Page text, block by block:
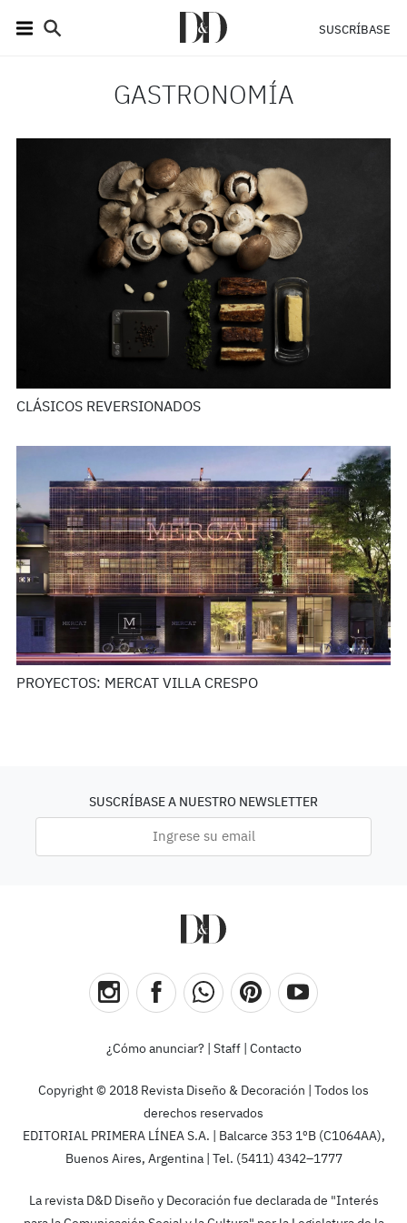
SUSCRÍBASE
GASTRONOMÍA
CLÁSICOS REVERSIONADOS
PROYECTOS: MERCAT VILLA CRESPO
SUSCRÍBASE A NUESTRO NEWSLETTER
¿Cómo anunciar? Staff| Contacto
Copyright © 2018 Revista Diseño & Decoración | Todos los
derechos reservados
EDITORIAL PRIMERA LÍNEA S.A. | Balcarce 353 1ºB (C1064AA),
Buenos Aires, Argentina | Tel. (5411) 4342–1777
La revista D&D Diseño y Decoración fue declarada de "Interés